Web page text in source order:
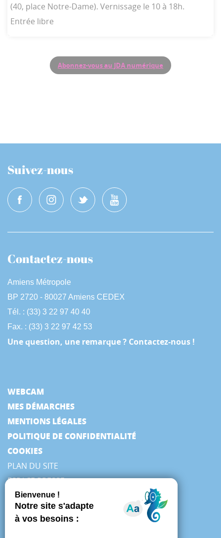
(40, place Notre-Dame). Vernissage le 10 à 18h.
Entrée libre
Abonnez-vous au JDA numérique
Suivez-nous
Contactez-nous
Amiens Métropole
BP 2720 - 80027 Amiens CEDEX
Tél. : (33) 3 22 97 40 40
Fax. : (33) 3 22 97 42 53
Une question, une remarque ? Contactez-nous !
WEBCAM
MES DÉMARCHES
MENTIONS LÉGALES
POLITIQUE DE CONFIDENTIALITÉ
COOKIES
PLAN DU SITE
ESPACE PRESSE